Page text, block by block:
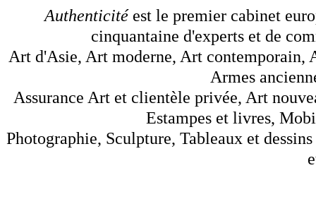
Authenticitéest le premier cabinet
cinquantaine d'experts et de
Art d'Asie, Art moderne, Art contemporain,
Armes
Assurance Art et clientèle privée, Art
Estampes et livres,
Photographie, Sculpture, Tableaux et